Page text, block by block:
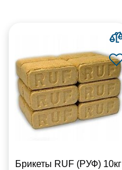
Брикеты RUF (РУФ) 10кг